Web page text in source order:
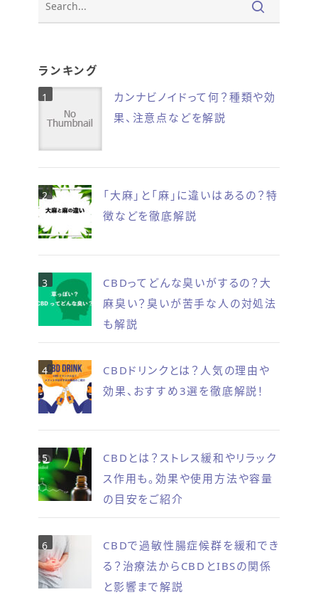
ランキング
カンナビノイドって何？種類や効
果、注意点などを解説
「大麻」と「麻」に違いはあるの？特
徴などを徹底解説
CBDってどんな臭いがするの？大
麻臭い？臭いが苦手な人の対処法
も解説
CBDドリンクとは？人気の理由や
効果、おすすめ3選を徹底解説！
CBDとは？ストレス緩和やリラック
ス作用も。効果や使用方法や容量
の目安をご紹介
CBDで過敏性腸症候群を緩和でき
る？治療法からCBDとIBSの関係
と影響まで解説